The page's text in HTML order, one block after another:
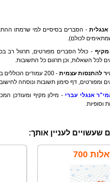
אנגלית - הסברים בסיסיים למי שרמתו
- כולל הסברים מפורטים, תרגול רב
לכל השאלות, וכן תרגום כל התשובות.
- 200 עמודים
ומפורטים, דף סימון תשובות ונוסחה לחישוב
אנגלי עברי
וסופיות.
שעשויים לעניין אותך:
700